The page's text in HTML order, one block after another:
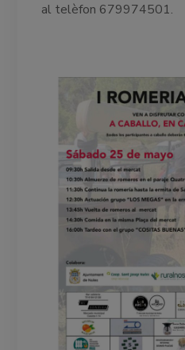
al telèfon 679974501.